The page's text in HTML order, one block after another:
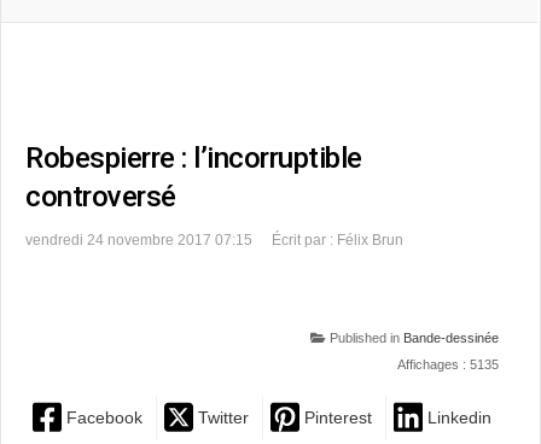
Robespierre : l’incorruptible
controversé
vendredi 24 novembre 2017 07:15 Écrit par : Félix Brun
Published in Bande-dessinée
Affichages : 5135
Facebook Twitter Pinterest Linkedin